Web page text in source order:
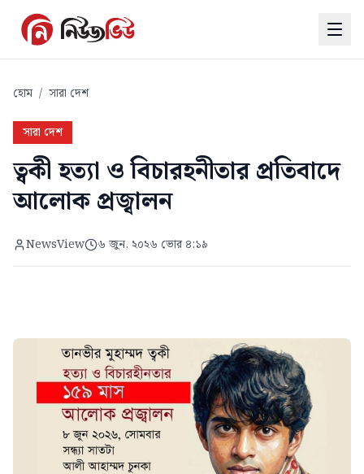
হোম / সারা দেশ
সারা দেশ
ত্বকী হত্যা ও বিচারহনীতার প্রতিবাদে
আলোক প্রজ্বালন
NewsView ৬ জুন, ২০২৬ ভোর ৪:১৯